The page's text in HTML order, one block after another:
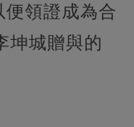
領證成為合
坤城贈與的